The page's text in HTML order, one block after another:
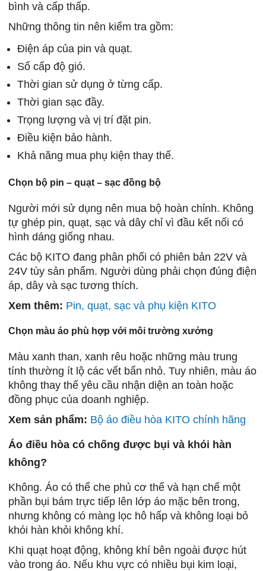
bình và cấp thấp.
Những thông tin nên kiểm tra gồm:
Điện áp của pin và quạt.
Số cấp độ gió.
Thời gian sử dụng ở từng cấp.
Thời gian sạc đầy.
Trọng lượng và vị trí đặt pin.
Điều kiện bảo hành.
Khả năng mua phụ kiện thay thế.
Chọn bộ pin – quạt – sạc đồng bộ
Người mới sử dụng nên mua bộ hoàn chỉnh. Không
tự ghép pin, quạt, sạc và dây chỉ vì đầu kết nối có
hình dáng giống nhau.
Các bộ KITO đang phân phối có phiên bản 22V và
24V tùy sản phẩm. Người dùng phải chọn đúng điện
áp, dây và sạc tương thích.
Xem thêm: Pin, quạt, sạc và phụ kiện KITO
Chọn màu áo phù hợp với môi trường xưởng
Màu xanh than, xanh rêu hoặc những màu trung
tính thường ít lộ các vết bẩn nhỏ. Tuy nhiên, màu áo
không thay thế yêu cầu nhận diện an toàn hoặc
đồng phục của doanh nghiệp.
Xem sản phẩm: Bộ áo điều hòa KITO chính hãng
Áo điều hòa có chống được bụi và khói hàn
không?
Không. Áo có thể che phủ cơ thể và hạn chế một
phần bụi bám trực tiếp lên lớp áo mặc bên trong,
nhưng không có màng lọc hô hấp và không loại bỏ
khói hàn khỏi không khí.
Khi quạt hoạt động, không khí bên ngoài được hút
vào trong áo. Nếu khu vực có nhiều bụi kim loại,